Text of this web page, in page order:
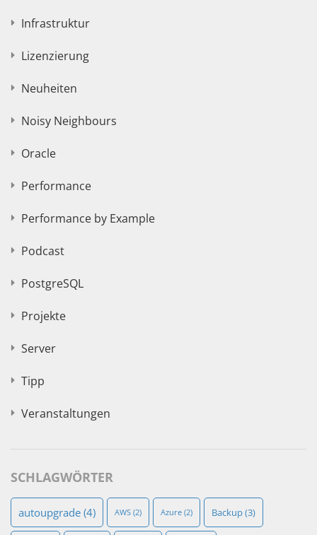
Infrastruktur
Lizenzierung
Neuheiten
Noisy Neighbours
Oracle
Performance
Performance by Example
Podcast
PostgreSQL
Projekte
Server
Tipp
Veranstaltungen
SCHLAGWÖRTER
autoupgrade (4) AWS (2) Azure (2) Backup(3)